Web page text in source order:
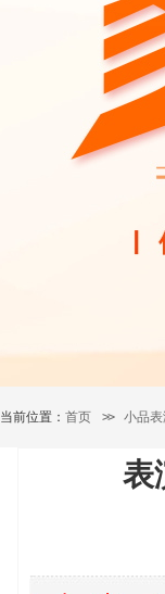
当前位置： 首页 >> 小品
表